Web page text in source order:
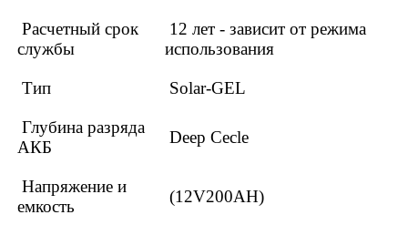
Расчетный срок
службы
12 лет - зависит от режима
использования
Тип Solar-GEL
Глубина разряда
АКБ
Deep Cecle
Напряжение и
емкость
(12V200AH)